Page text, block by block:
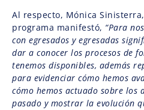
Al respecto, Mónica
programa manifestó, “Para
con egresados y egresadas
dar a conocer los procesos de
tenemos disponibles, además
para evidenciar cómo hemos
cómo hemos actuado sobre los
pasado y mostrar la evolución